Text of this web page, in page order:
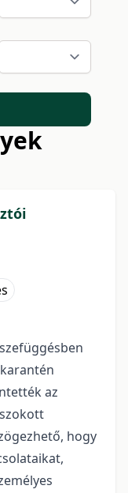
az
hogy